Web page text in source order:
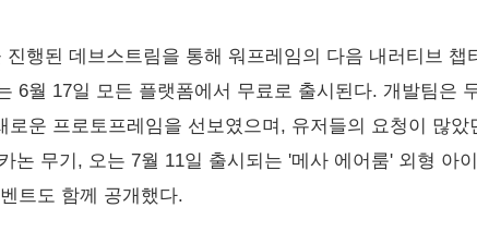
행된 데브스트림을 통해 워프레임의 다음 내러티브
6월 17일 모든 플랫폼에서 무료로 출시된다. 개발팀은
로운 프로토프레임을 선보였으며, 유저들의 요청이 많
논 무기, 오는 7월 11일 출시되는 '메사 에어룸' 외형 아
트도 함께 공개했다.